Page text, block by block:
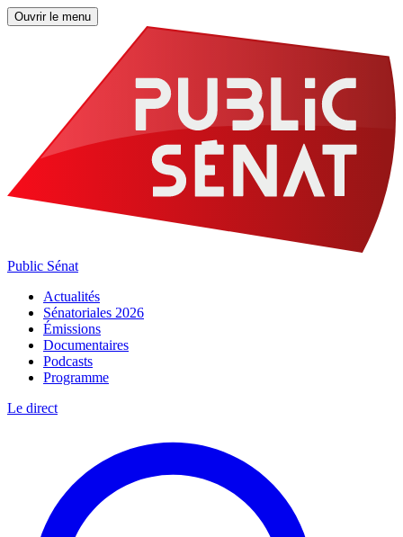
Ouvrir le menu
Public Sénat
Actualités
Sénatoriales 2026
Émissions
Documentaires
Podcasts
Programme
Le direct